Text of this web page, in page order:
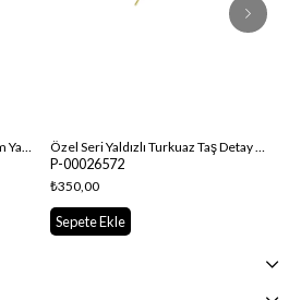
Özel Seri Firuze Taş Sıralı Tasarım Yan Küpe Özel Seri Yaldızlı Turkuaz Taş Detay Vintage Küpe
P-00026572
₺350,00
Sepete Ekle